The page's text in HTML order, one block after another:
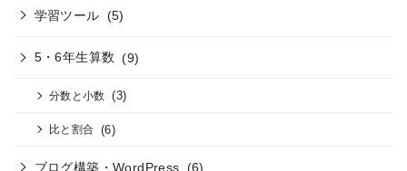
学習ツール (5)
5・6年生算数 (9)
分数と小数 (3)
比と割合 (6)
ブログ構築・WordPress (6)